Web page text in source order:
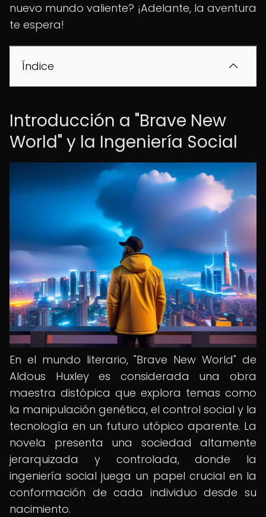
nuevo mundo valiente? ¡Adelante, la aventura
te espera!
Índice
Introducción a "Brave New
World" y la Ingeniería Social
En el mundo literario, "Brave New World" de
Aldous Huxley es considerada una obra
maestra distópica que explora temas como
la manipulación genética, el control social y la
tecnología en un futuro utópico aparente. La
novela presenta una sociedad altamente
jerarquizada y controlada, donde la
ingeniería social juega un papel crucial en la
conformación de cada individuo desde su
nacimiento.